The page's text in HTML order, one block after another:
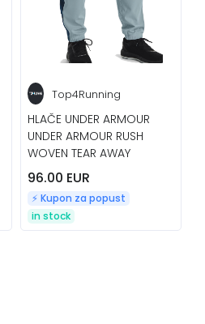
Top4Running
HLAČE UNDER ARMOUR
UNDER ARMOUR RUSH
WOVEN TEAR AWAY
96.00 EUR
⚡️ Kupon za popust
in stock